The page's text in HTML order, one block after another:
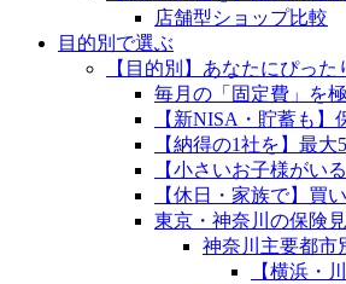
店舗型ショップ比較
目的別で選ぶ
【目的別】あなたにぴっ
毎月の「固定費」を
【新NISA・貯蓄も
【納得の1社を】最
【小さいお子様がい
【休日・家族で】買
東京・神奈川の保険
神奈川主要都市
【横浜・